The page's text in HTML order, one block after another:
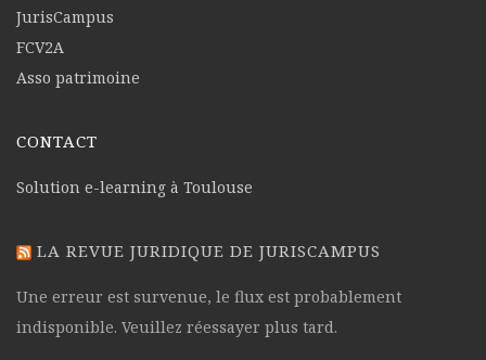
JurisCampus
FCV2A
Asso patrimoine
CONTACT
Solution e-learning à Toulouse
LA REVUE JURIDIQUE DE JURISCAMPUS
Une erreur est survenue, le flux est probablement
indisponible. Veuillez réessayer plus tard.